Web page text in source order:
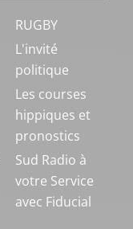
RUGBY
L'invité
politique
Les courses
hippiques et
pronostics
Sud Radio à
votre Service
avec Fiducial